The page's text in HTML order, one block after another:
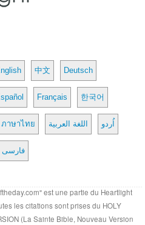
中文 Deutsch
Français 한국어
ภาษาไทย اللغة العربية اُردو
فارسی
est une partie du Heartlight
les citations sont prises du HOLY
(La Sainte Bible, Nouveau Version